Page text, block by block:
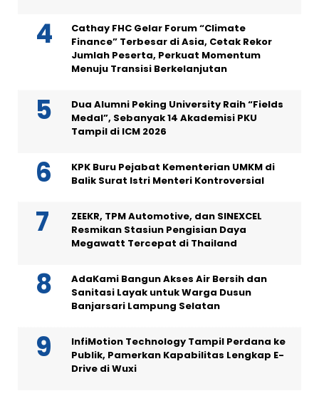
Cathay FHC Gelar Forum “Climate
Finance” Terbesar di Asia, Cetak Rekor
Jumlah Peserta, Perkuat Momentum
Menuju Transisi Berkelanjutan
Dua Alumni Peking University Raih “Fields
Medal”, Sebanyak 14 Akademisi PKU
Tampil di ICM 2026
KPK Buru Pejabat Kementerian UMKM di
Balik Surat Istri Menteri Kontroversial
ZEEKR, TPM Automotive, dan SINEXCEL
Resmikan Stasiun Pengisian Daya
Megawatt Tercepat di Thailand
AdaKami Bangun Akses Air Bersih dan
Sanitasi Layak untuk Warga Dusun
Banjarsari Lampung Selatan
InfiMotion Technology Tampil Perdana ke
Publik, Pamerkan Kapabilitas Lengkap E-
Drive di Wuxi